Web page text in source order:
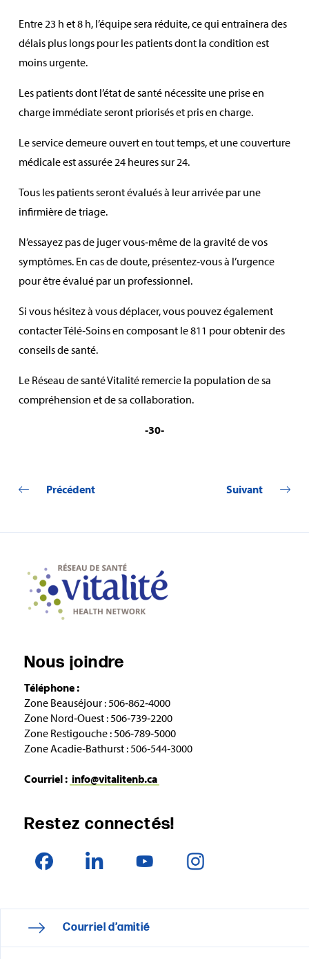
Entre 23 h et 8 h, l’équipe sera réduite, ce qui entraînera des
délais plus longs pour les patients dont la condition est
moins urgente.
Les patients dont l’état de santé nécessite une prise en
charge immédiate seront priorisés et pris en charge.
Le service demeure ouvert en tout temps, et une couverture
médicale est assurée 24 heures sur 24.
Tous les patients seront évalués à leur arrivée par une
infirmière de triage.
N’essayez pas de juger vous‑même de la gravité de vos
symptômes. En cas de doute, présentez‑vous à l’urgence
pour être évalué par un professionnel.
Si vous hésitez à vous déplacer, vous pouvez également
contacter Télé‑Soins en composant le 811 pour obtenir des
conseils de santé.
Le Réseau de santé Vitalité remercie la population de sa
compréhension et de sa collaboration.
‑30‑
Précédent Suivant
Nous joindre
Téléphone :
Zone Beauséjour : 506‑862‑4000
Zone Nord‑Ouest : 506‑739‑2200
Zone Restigouche : 506‑789‑5000
Zone Acadie‑Bathurst : 506‑544‑3000
Courriel : info@vitalitenb.ca
Restez connectés!
Courriel d’amitié